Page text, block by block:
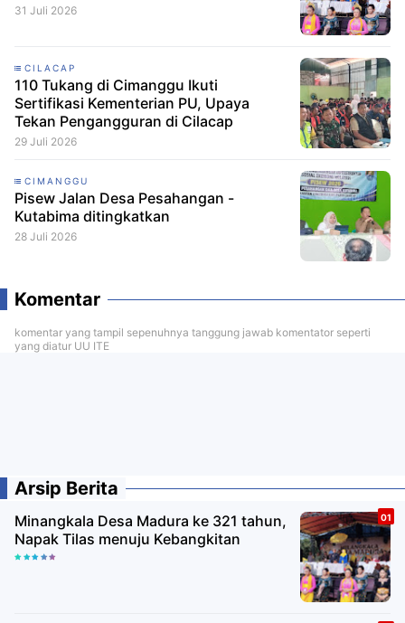
31 Juli 2026
CILACAP
110 Tukang di Cimanggu Ikuti
Sertifikasi Kementerian PU, Upaya
Tekan Pengangguran di Cilacap
29 Juli 2026
CIMANGGU
Pisew Jalan Desa Pesahangan -
Kutabima ditingkatkan
28 Juli 2026
Komentar
komentar yang tampil sepenuhnya tanggung jawab komentator seperti
yang diatur UU ITE
Arsip Berita
Minangkala Desa Madura ke 321 tahun,
Napak Tilas menuju Kebangkitan